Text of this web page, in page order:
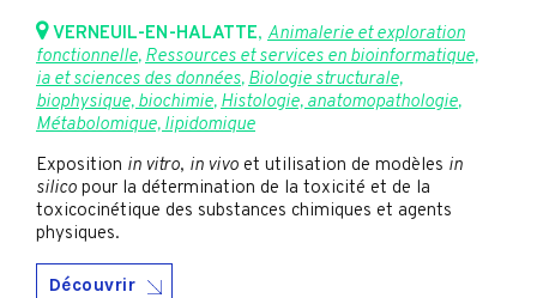
VERNEUIL-EN-HALATTE, Animalerie et exploration
fonctionnelle,Ressources et services en bioinformatique,
ia et sciences des données,Biologie structurale,
biophysique, biochimie,Histologie, anatomopathologie,
Métabolomique, lipidomique
Exposition in vitro, in vivo et utilisation de modèles in
silico pour la détermination de la toxicité et de la
toxicocinétique des substances chimiques et agents
physiques.
Découvrir